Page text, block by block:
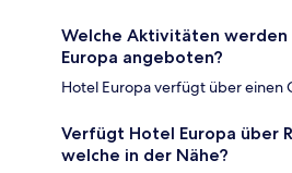
Welche Aktivitäten werden
Europa angeboten?
Hotel Europa verfügt über einen
Verfügt Hotel Europa über
welche in der Nähe?